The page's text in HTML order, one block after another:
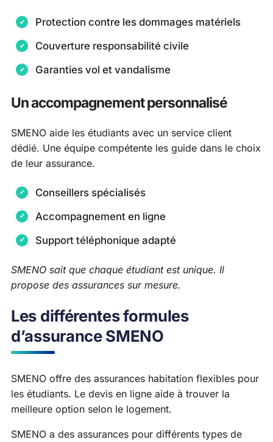
Protection contre les dommages matériels
Couverture responsabilité civile
Garanties vol et vandalisme
Un accompagnement personnalisé
SMENO aide les étudiants avec un service client
dédié. Une équipe compétente les guide dans le choix
de leur assurance.
Conseillers spécialisés
Accompagnement en ligne
Support téléphonique adapté
SMENO sait que chaque étudiant est unique. Il
propose des assurances sur mesure.
Les différentes formules
d’assurance SMENO
SMENO offre des assurances habitation flexibles pour
les étudiants. Le devis en ligne aide à trouver la
meilleure option selon le logement.
SMENO a des assurances pour différents types de